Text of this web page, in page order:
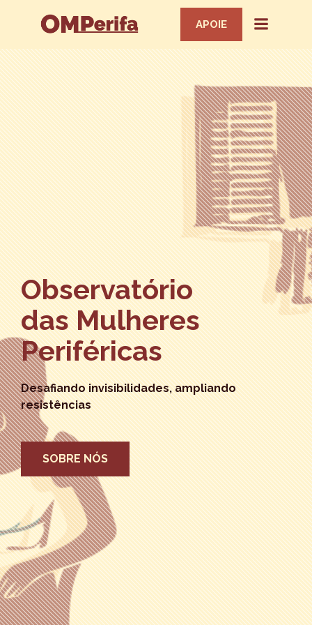
APOIE
Observatório
das Mulheres
Periféricas
Desafiando invisibilidades, ampliando
resistências
SOBRE NÓS